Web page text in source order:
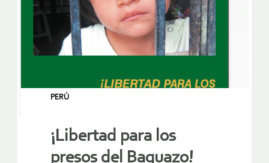
PERÚ
¡Libertad para los
presos del Baguazo!